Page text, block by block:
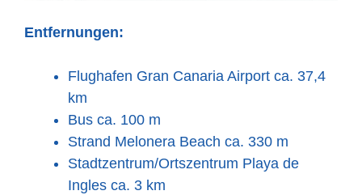
Entfernungen:
Flughafen Gran Canaria Airport ca. 37,4
km
Bus ca. 100 m
Strand Melonera Beach ca. 330 m
Stadtzentrum/Ortszentrum Playa de
Ingles ca. 3 km